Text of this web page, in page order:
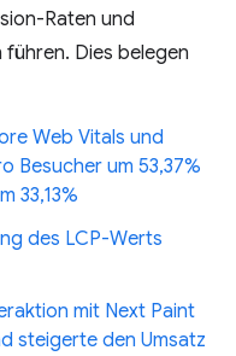
Raten und
Dies belegen
Web Vitals und
Besucher um 53,37%
33,13%
des LCP-Werts
mit Next Paint
steigerte den Umsatz